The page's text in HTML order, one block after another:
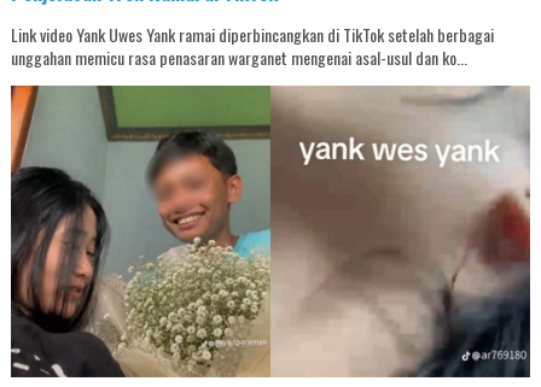
Link video Yank Uwes Yank ramai diperbincangkan di TikTok setelah berbagai
unggahan memicu rasa penasaran warganet mengenai asal-usul dan ko...